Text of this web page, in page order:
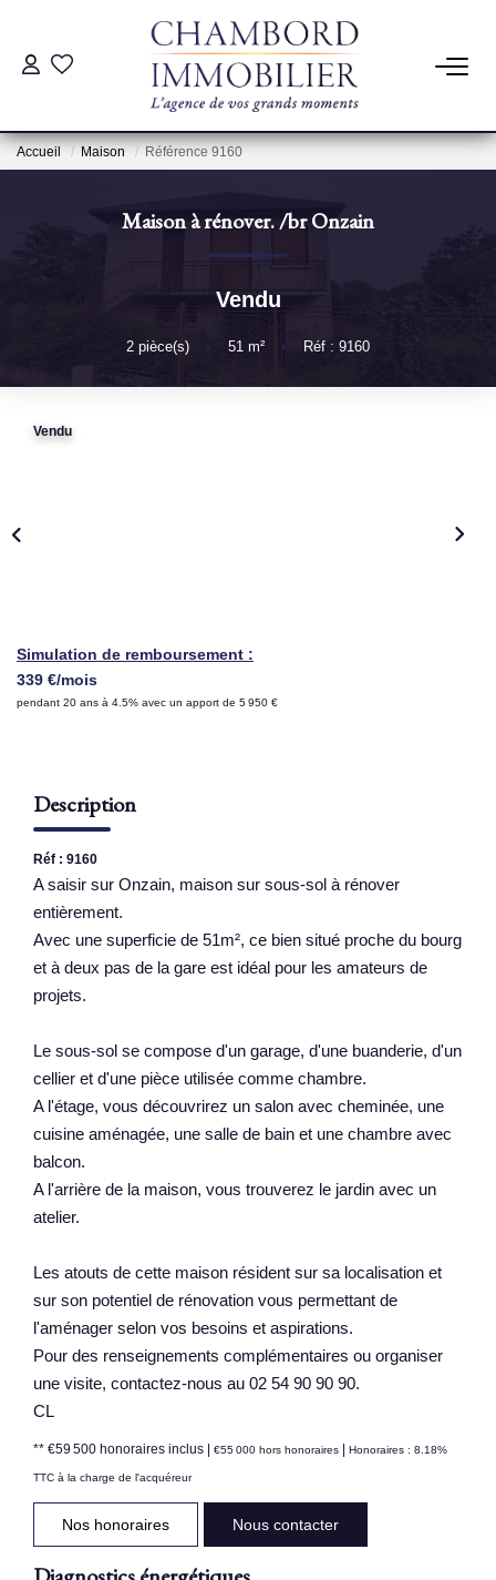
ACHAT
Pré-Estimation
Nos Témoignages
Accueil Maison Référence 9160
Maison à rénover./brOnzain
Vendu
2 pièce(s) • 51 m² • Réf : 9160
Vendu
Simulation de remboursement :
339 €/mois
pendant 20 ans à 4.5% avec un apport de 5 950 €
Description
Réf : 9160
A saisir sur Onzain, maison sur sous-sol à rénover
entièrement.
Avec une superficie de 51m², ce bien situé proche du bourg
et à deux pas de la gare est idéal pour les amateurs de
projets.
Le sous-sol se compose d'un garage, d'une buanderie, d'un
cellier et d'une pièce utilisée comme chambre.
A l'étage, vous découvrirez un salon avec cheminée, une
cuisine aménagée, une salle de bain et une chambre avec
balcon.
A l'arrière de la maison, vous trouverez le jardin avec un
atelier.
Les atouts de cette maison résident sur sa localisation et
sur son potentiel de rénovation vous permettant de
l'aménager selon vos besoins et aspirations.
Pour des renseignements complémentaires ou organiser
une visite, contactez-nous au 02 54 90 90 90.
CL
** €59 500 honoraires inclus | €55 000 hors honoraires | Honoraires : 8.18%
TTC à la charge de l'acquéreur
Nos honoraires Nous contacter